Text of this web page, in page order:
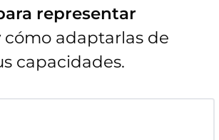
representar
cómo adaptarlas de
capacidades.